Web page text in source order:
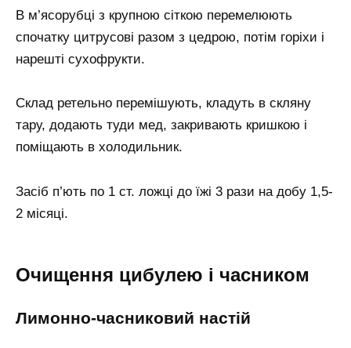
В м’ясорубці з крупною сіткою перемелюють
спочатку цитрусові разом з цедрою, потім горіхи і
нарешті сухофрукти.
Склад ретельно перемішують, кладуть в скляну
тару, додають туди мед, закривають кришкою і
поміщають в холодильник.
Засіб п’ють по 1 ст. ложці до їжі 3 рази на добу 1,5-
2 місяці.
Очищення цибулею і часником
Лимонно-часниковий настій